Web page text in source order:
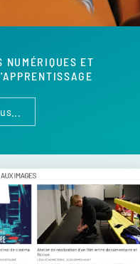
NUMÉRIQUES ET